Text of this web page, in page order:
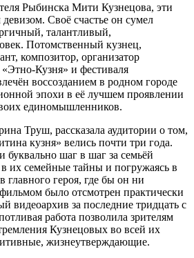
Рыбинска Мити Кузнецова, эти
Своё счастье он сумел
талантливый,
Потомственный кузнец,
композитор, организатор
«Этно-Кузня» и фестиваля
воссозданием в родном городе
эпохи в её лучшем проявлении
единомышленников.
Труш, рассказала аудитории о том,
кузня» велись почти три года.
буквально шаг в шаг за семьёй
их семейные тайны и погружаясь в
главного героя, где бы он ни
было отсмотрен практически
видеоархив за последние тридцать с
работа позволила зрителям
Кузнецовых во всей их
жизнеутверждающие.